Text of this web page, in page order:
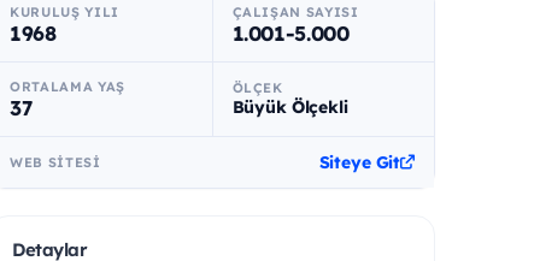
KURULUŞ YILI
1968
ÇALIŞAN SAYISI
1.001-5.000
ORTALAMA YAŞ
37
ÖLÇEK
Büyük Ölçekli
WEB SITESI Siteye Git
Detaylar